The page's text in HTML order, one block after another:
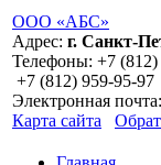
ООО «АБС»
Адрес: г. Санкт-
Телефоны: +7 (812)
+7 (812) 959-95-97
Электронная почта:
Карта сайта